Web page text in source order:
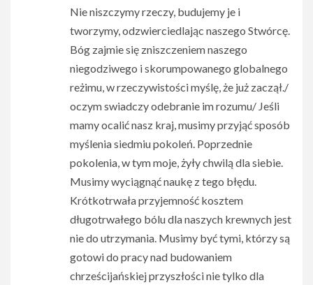
Nie niszczymy rzeczy, budujemy je i
tworzymy, odzwierciedlając naszego Stwórcę.
Bóg zajmie się zniszczeniem naszego
niegodziwego i skorumpowanego globalnego
reżimu, w rzeczywistości myślę, że już zaczął./
oczym swiadczy odebranie im rozumu/ Jeśli
mamy ocalić nasz kraj, musimy przyjąć sposób
myślenia siedmiu pokoleń. Poprzednie
pokolenia, w tym moje, żyły chwilą dla siebie.
Musimy wyciągnąć naukę z tego błędu.
Krótkotrwała przyjemność kosztem
długotrwałego bólu dla naszych krewnych jest
nie do utrzymania. Musimy być tymi, którzy są
gotowi do pracy nad budowaniem
chrześcijańskiej przyszłości nie tylko dla